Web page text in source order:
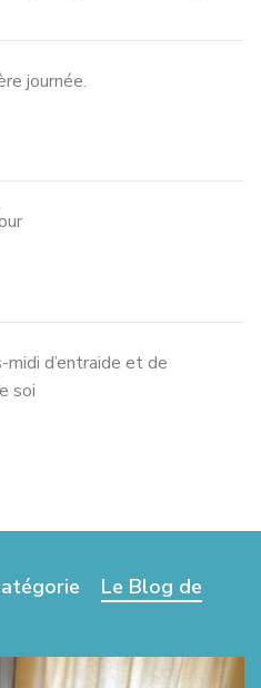
journée.
d’entraide et de
soi
Le Blog de